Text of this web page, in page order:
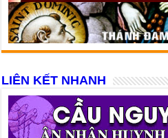
LIÊN KẾT NHANH